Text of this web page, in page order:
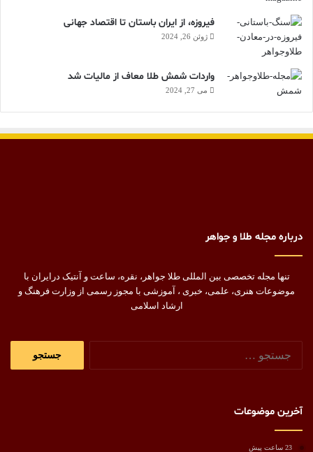
فیروزه، از ایران باستان تا اقتصاد جهانی
ژوئن 26, 2024
واردات شمش طلا معاف از مالیات شد
می 27, 2024
درباره مجله طلا و جواهر
تنها مجله تخصصی بین المللی طلا جواهر، نقره، ساعت و آنتیک درایران با
موضوعات هنری، علمی، خبری ، آموزشی با مجوز رسمی از وزارت فرهنگ و
ارشاد اسلامی
آخرین موضوعات
23 ساعت پیش